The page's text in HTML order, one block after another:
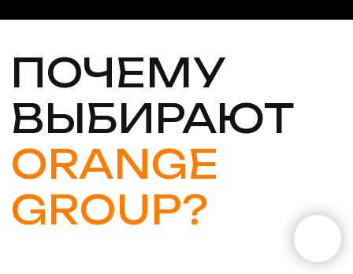
К ВАШИМ УСЛУГАМ
ПРОФЕССИОНАЛЫ
В ОБЛАСТИ
НЕДВИЖИМОСТИ: